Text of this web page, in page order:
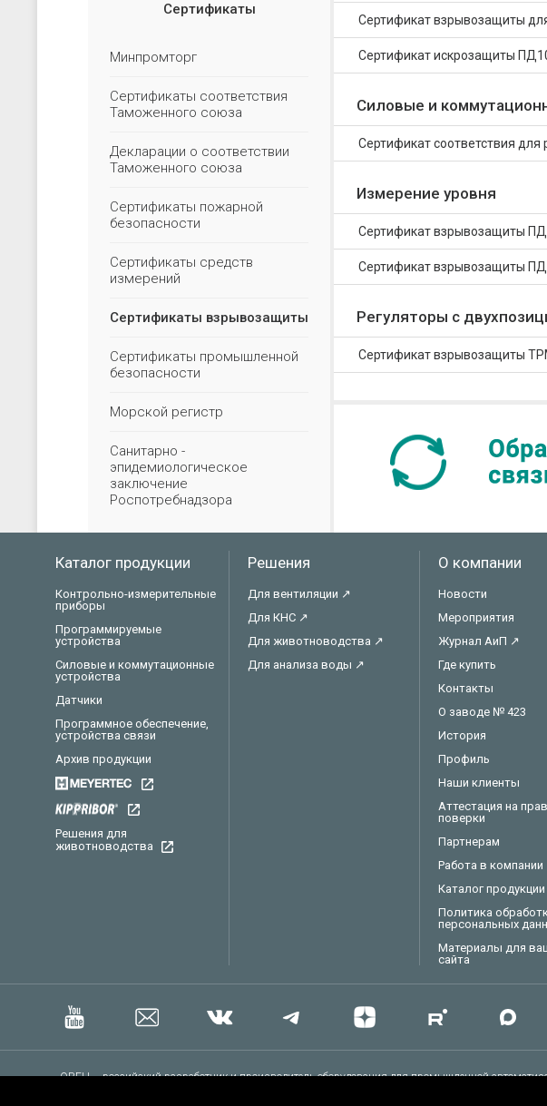
Сертификаты
Минпромторг
Сертификаты соответствия
Таможенного союза
Декларации о соответствии
Таможенного союза
Сертификаты пожарной
безопасности
Сертификаты средств
измерений
Сертификаты взрывозащиты
Сертификаты промышленной
безопасности
Морской регистр
Санитарно -
эпидемиологическое
заключение
Роспотребнадзора
Сертификат взрывозащиты
Сертификат искрозащиты
Силовые и
Сертификат соответствия
Измерение уровня
Сертификат взрывозащиты
Сертификат взрывозащиты
Регуляторы с
Сертификат взрывозащиты
Каталог продукции
Контрольно-измерительные
приборы
Программируемые
устройства
Силовые и коммутационные
устройства
Датчики
Программное обеспечение,
устройства связи
Архив продукции
Решения для
животноводства
Решения
Для вентиляции ↗
Для КНС ↗
Для животноводства ↗
Для анализа воды ↗
О компании
Новости
Мероприятия
Журнал АиП ↗
Где купить
Контакты
О заводе № 423
История
Профиль
Наши клиенты
Аттестация на
поверки
Партнерам
Работа в компании
Каталог
Политика
персональных
Материалы для
сайта
ОВЕН – российский разработчик и производитель оборудования для промышленной